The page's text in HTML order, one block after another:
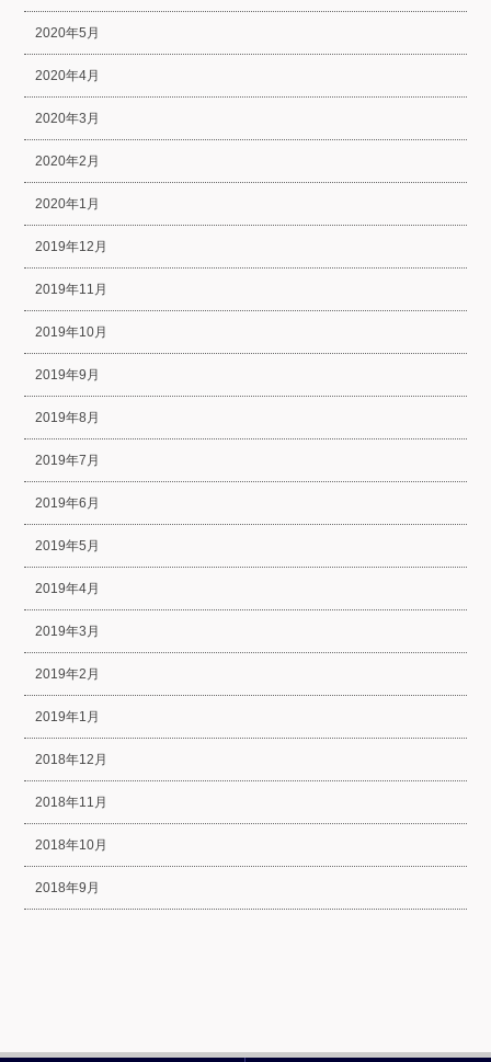
2020年5月
2020年4月
2020年3月
2020年2月
2020年1月
2019年12月
2019年11月
2019年10月
2019年9月
2019年8月
2019年7月
2019年6月
2019年5月
2019年4月
2019年3月
2019年2月
2019年1月
2018年12月
2018年11月
2018年10月
2018年9月